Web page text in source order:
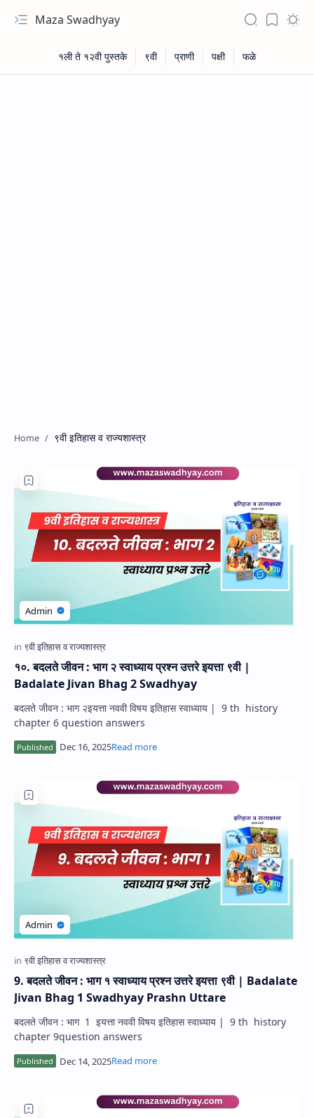
Maza Swadhyay
९वी इतिहास व राज्यशास्त्र
१०. बदलते जीवन : भाग २ स्वाध्याय प्रश्न उत्तरे इयत्ता ९वी |
Badalate Jivan Bhag 2 Swadhyay
बदलते जीवन : भाग २इयत्ता नववी विषय इतिहास स्वाध्याय | 9 th history
chapter 6 question answers
9. बदलते जीवन : भाग १ स्वाध्याय प्रश्न उत्तरे इयत्ता ९वी | Badalate
Jivan Bhag 1 Swadhyay Prashn Uttare
बदलते जीवन : भाग 1 इयत्ता नववी विषय इतिहास स्वाध्याय | 9 th history
chapter 9question answers